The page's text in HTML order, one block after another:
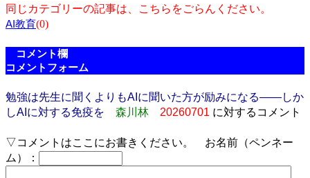
同じカテゴリーの記事は、こちらをごらんください。
AI教育(0)
コメント欄
コメントフォーム
勉強は先生に聞くよりもAIに聞いた方が励みになる――しか
しAIに対する免疫を
森川林 20260701 に対するコメント
▽コメントはここにお書きください。 お名前（ペンネー
ム）：